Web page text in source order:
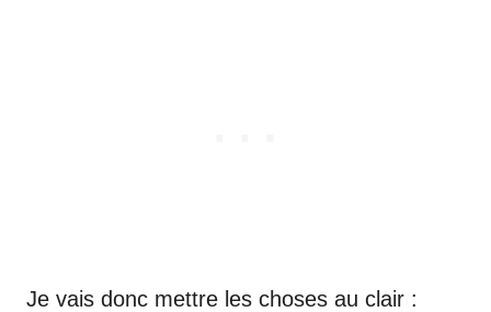
Je vais donc mettre les choses au clair :